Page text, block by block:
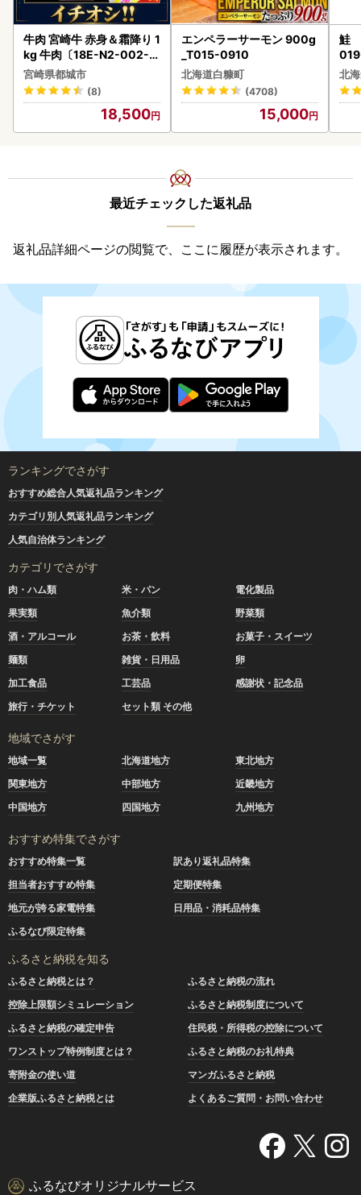
牛肉 宮崎牛 赤身＆霜降り 1
kg 牛肉〔18E-N2-002-1
kg-S4A6-CF〕
宮崎県都城市
(8)
18,500
エンペラーサーモン 900g
_T015-0910
北海道白糠町
(4708)
15,000
鮭
北
最近チェックした返礼品
返礼品詳細ページの閲覧で、ここに履歴が表示されます。
ランキングでさがす
おすすめ総合人気返礼品ランキング
カテゴリ別人気返礼品ランキング
人気自治体ランキング
カテゴリでさがす
肉・ハム類 米・パン
電化製品
果実類
魚介類
野菜類
酒・アルコール
お茶・飲料
お菓子・スイーツ
麺類
雑貨・日用品
卵
加工食品
工芸品
感謝状・記念品
旅行・チケット
セット類 その他
地域でさがす
地域一覧 北海道地方
東北地方
関東地方
中部地方
近畿地方
中国地方
四国地方 九州地方
おすすめ特集でさがす
おすすめ特集一覧
訳あり返礼品特集
担当者おすすめ特集
定期便特集
地元が誇る家電特集
日用品・消耗品特集
ふるなび限定特集
ふるさと納税を知る
ふるさと納税とは？
ふるさと納税の流れ
控除上限額シミュレーション
ふるさと納税制度について
ふるさと納税の確定申告
住民税・所得税の控除について
ワンストップ特例制度とは？
ふるさと納税のお礼特典
寄附金の使い道
マンガふるさと納税
企業版ふるさと納税とは
よくあるご質問・お問い合わせ
ふるなびオリジナルサービス